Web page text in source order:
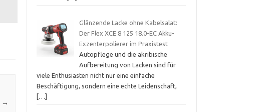
→
Glänzende Lacke ohne Kabelsalat:
Der Flex XCE 8 125 18.0-EC Akku-
Exzenterpolierer im Praxistest
Autopflege und die akribische
Aufbereitung von Lacken sind für
viele Enthusiasten nicht nur eine einfache
Beschäftigung, sondern eine echte Leidenschaft,
[…]